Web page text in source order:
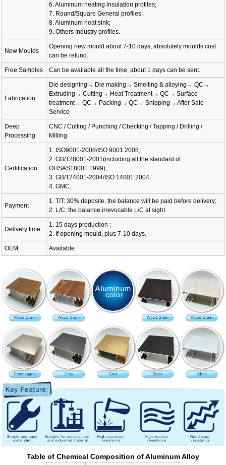
6. Aluminum heating insulation profiles;
7. Round/Square General profiles;
8. Aluminum heat sink;
9. Others Industry profiles.
New Moulds
Opening new mould about 7-10 days, absolutely moulds cost
can be refund.
Free Samples Can be available all the time, about 1 days can be sent.
Fabrication
Die designing→ Die making→ Smelting & alloying→ QC→
Extruding→ Cutting→ Heat Treatment→ QC→ Surface
treatment→ QC→ Packing→ QC→ Shipping→ After Sale
Service
Deep
Processing
CNC / Cutting / Punching / Checking / Tapping / Drilling /
Milling
Certification
1. ISO9001-2008/ISO 9001:2008;
2. GB/T28001-2001(including all the standard of
OHSAS18001:1999);
3. GB/T24001-2004/ISO 14001:2004;
4. GMC.
Payment
1. T/T: 30% deposite, the balance will be paid before delivery;
2. L/C: the balance irrevocable L/C at sight.
Delivery time
1. 15 days production ;
2. If opening mould, plus 7-10 days.
OEM Available.
Table of Chemical Composition of Aluminum Alloy